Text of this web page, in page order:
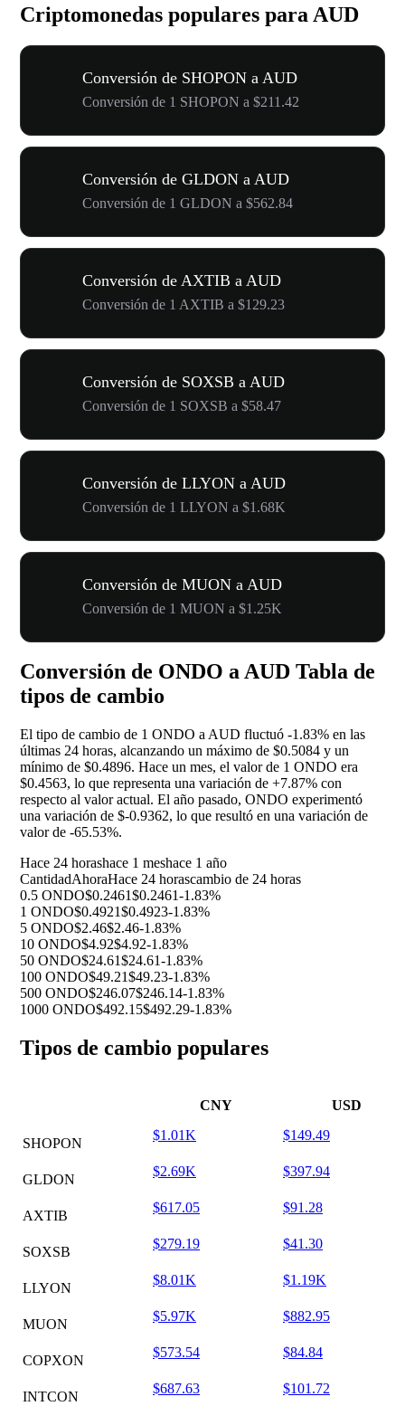
Criptomonedas populares para AUD
Conversión de SHOPON a AUD
Conversión de 1 SHOPON a $211.42
Conversión de GLDON a AUD
Conversión de 1 GLDON a $562.84
Conversión de AXTIB a AUD
Conversión de 1 AXTIB a $129.23
Conversión de SOXSB a AUD
Conversión de 1 SOXSB a $58.47
Conversión de LLYON a AUD
Conversión de 1 LLYON a $1.68K
Conversión de MUON a AUD
Conversión de 1 MUON a $1.25K
Conversión de ONDO a AUD Tabla de
tipos de cambio
El tipo de cambio de 1 ONDO a AUD fluctuó -1.83% en las
últimas 24 horas, alcanzando un máximo de $0.5084 y un
mínimo de $0.4896. Hace un mes, el valor de 1 ONDO era
$0.4563, lo que representa una variación de +7.87% con
respecto al valor actual. El año pasado, ONDO experimentó
una variación de $-0.9362, lo que resultó en una variación de
valor de -65.53%.
Hace 24 horashace 1 meshace 1 año
CantidadAhoraHace 24 horascambio de 24 horas
0.5 ONDO$0.2461$0.2461-1.83%
1 ONDO$0.4921$0.4923-1.83%
5 ONDO$2.46$2.46-1.83%
10 ONDO$4.92$4.92-1.83%
50 ONDO$24.61$24.61-1.83%
100 ONDO$49.21$49.23-1.83%
500 ONDO$246.07$246.14-1.83%
1000 ONDO$492.15$492.29-1.83%
Tipos de cambio populares
CNY USD
SHOPON
$1.01K $149.49
GLDON
$2.69K $397.94
AXTIB
$617.05 $91.28
SOXSB
$279.19 $41.30
LLYON
$8.01K $1.19K
MUON
$5.97K $882.95
COPXON
$573.54 $84.84
INTCON
$687.63 $101.72